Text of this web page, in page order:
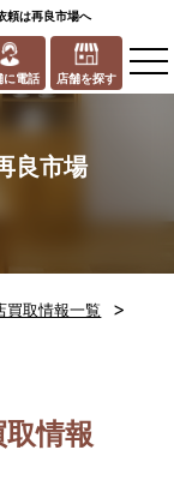
頼は再良市場へ
に電話 店舗を探す
良市場
買取情報一覧 >
情報